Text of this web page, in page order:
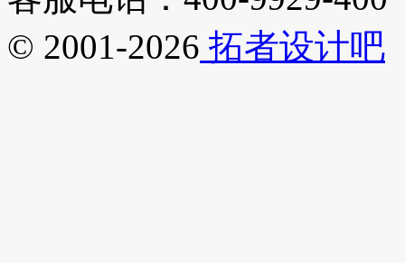
© 2001-2026 拓者设计吧